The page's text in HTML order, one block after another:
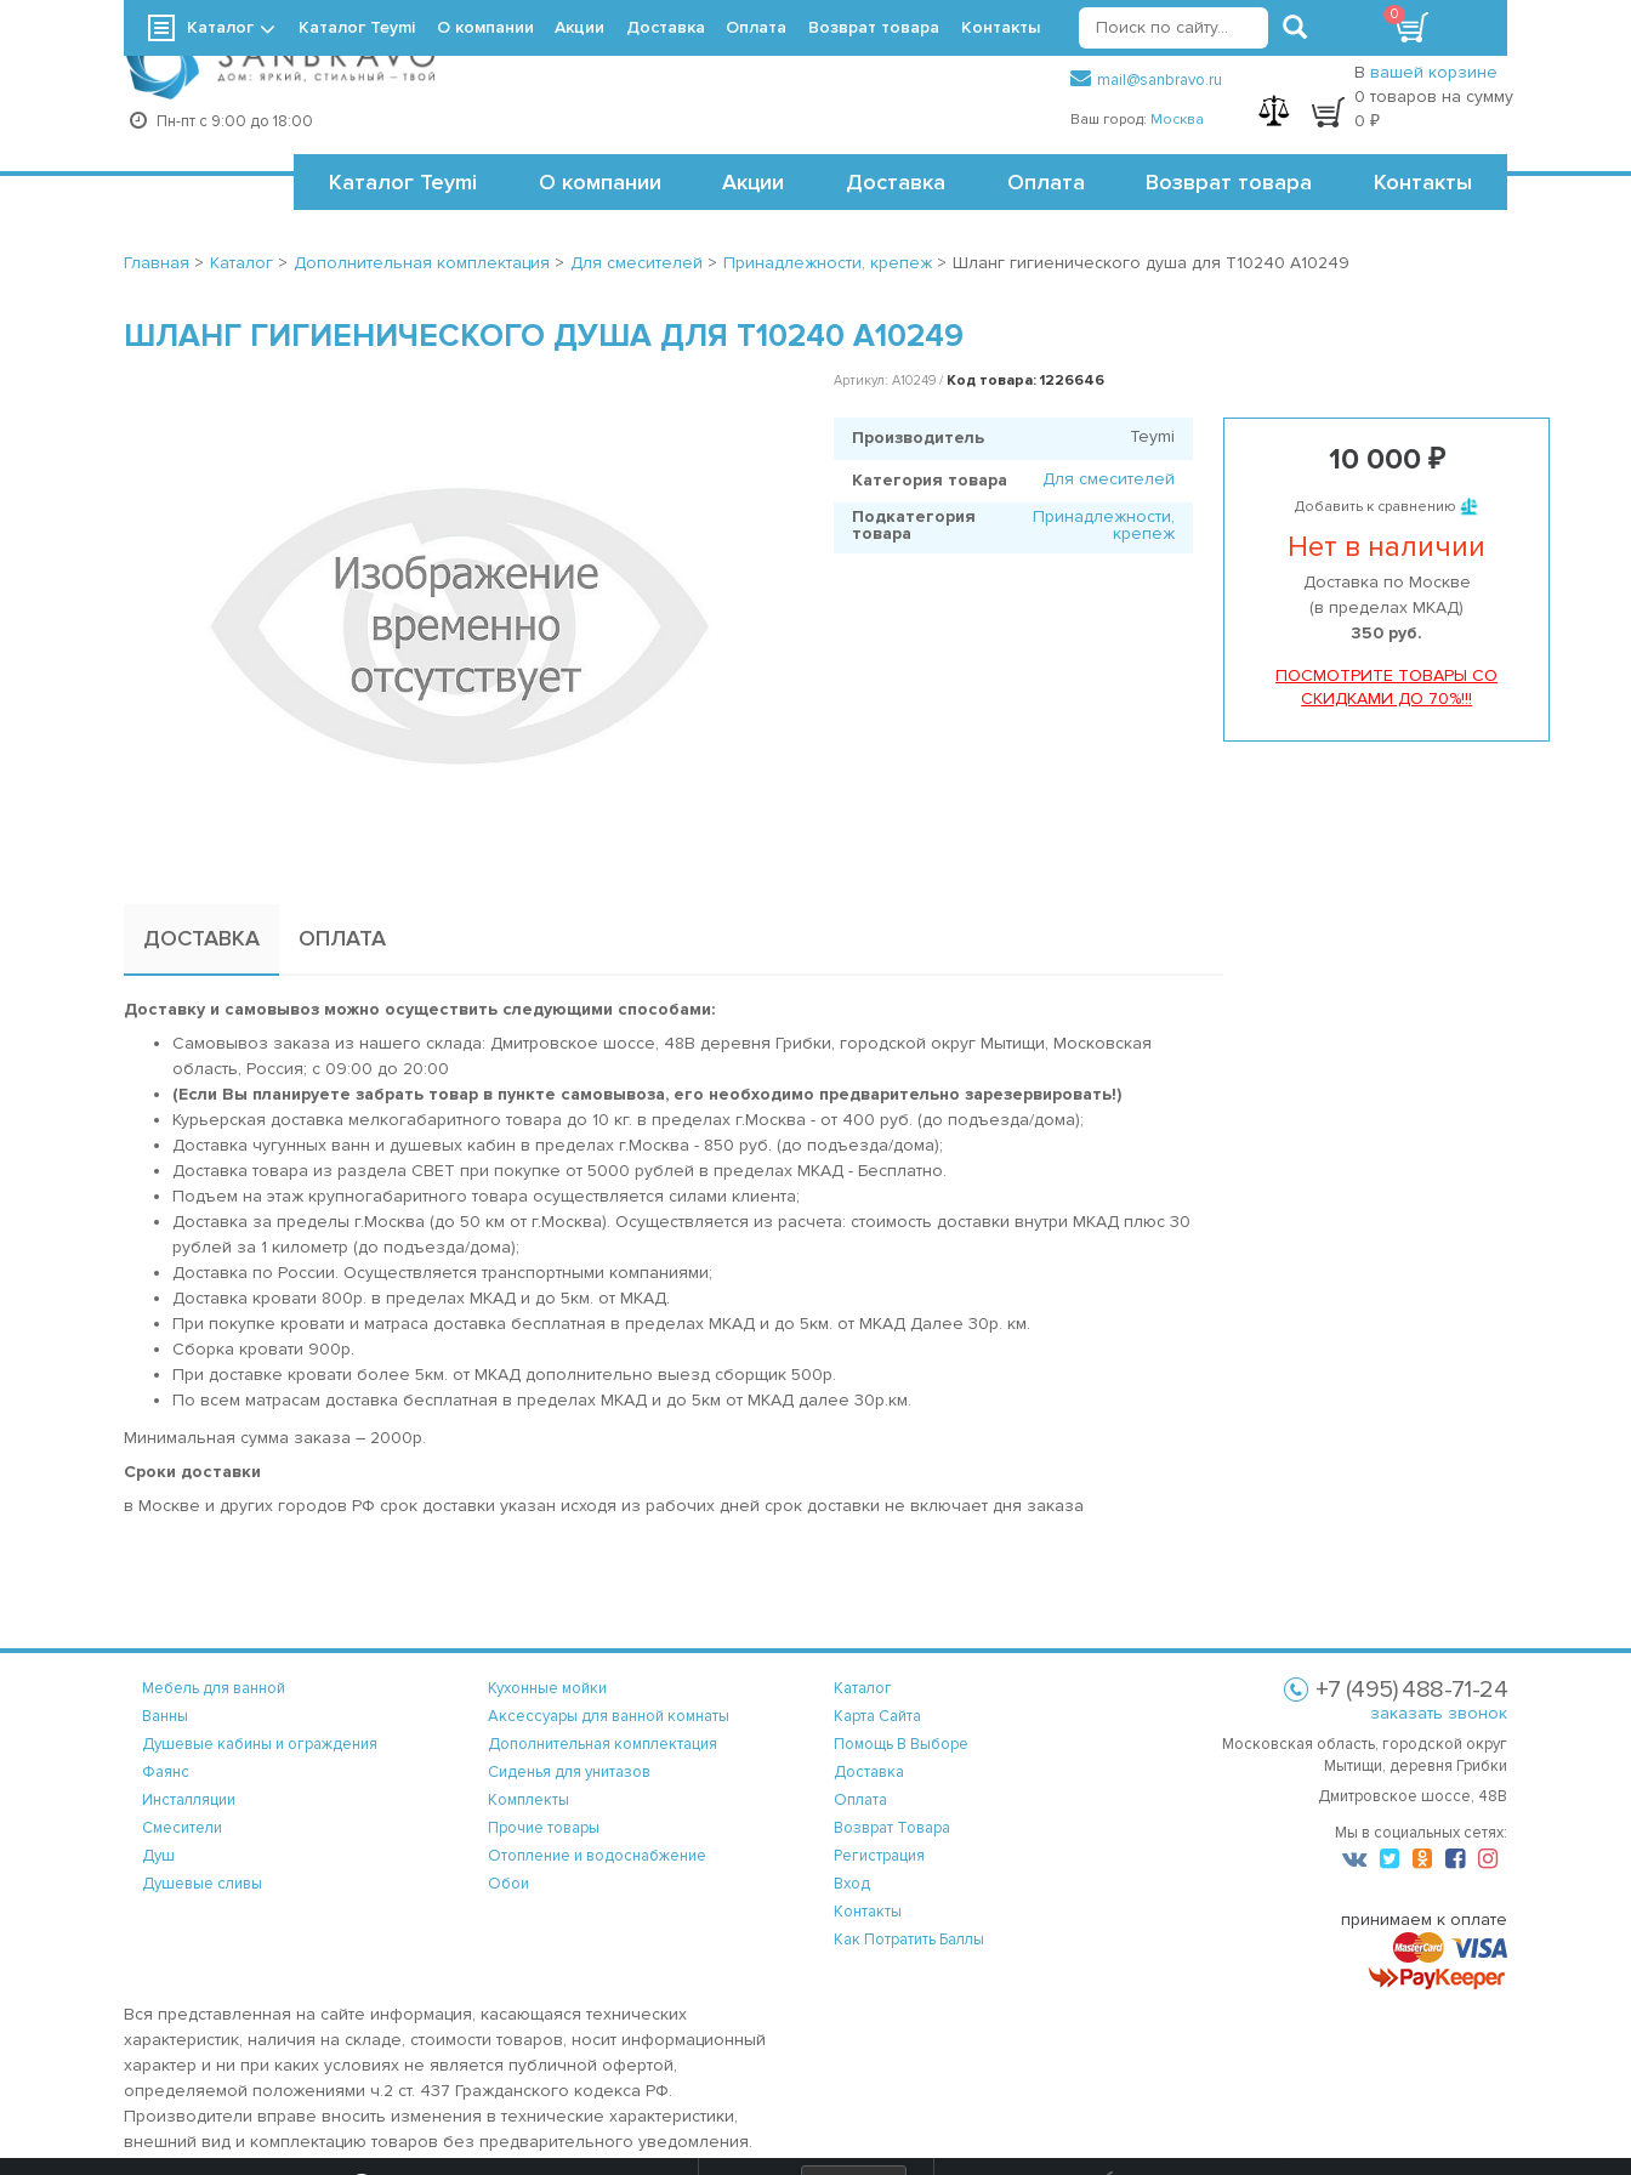
Пн-пт с 9:00 до 18:00
+7 (495) 488-71-24 Точки самовывоза
mail@sanbravo.ru
Ваш город: Москва
регистрация
В вашей корзине
0 товаров на сумму
0 ₽
Каталог Teymi О компании Акции Доставка Оплата Возврат товара Контакты
Каталог Каталог Teymi О компании Акции Доставка Оплата Возврат товара Контакты
0
Главная > Каталог > Дополнительная комплектация > Для смесителей > Принадлежности, крепеж > Шланг гигиенического душа для T10240 A10249
ШЛАНГ ГИГИЕНИЧЕСКОГО ДУША ДЛЯ T10240 A10249
Артикул: A10249 / Код товара: 1226646
10 000 ₽
Добавить к сравнению
Нет в наличии
Доставка по Москве
(в пределах МКАД)
350 руб.
ПОСМОТРИТЕ ТОВАРЫ СО
СКИДКАМИ ДО 70%!!!
Производитель Teymi
Категория товара
Для смесителей
Подкатегория
товара
Принадлежности,
крепеж
ДОСТАВКА ОПЛАТА
Доставку и самовывоз можно осуществить следующими способами:
Самовывоз заказа из нашего склада: Дмитровское шоссе, 48В деревня Грибки, городской округ Мытищи, Московская
область, Россия; c 09:00 до 20:00
(Если Вы планируете забрать товар в пункте самовывоза, его необходимо предварительно зарезервировать!)
Курьерская доставка мелкогабаритного товара до 10 кг. в пределах г.Москва - от 400 руб. (до подъезда/дома);
Доставка чугунных ванн и душевых кабин в пределах г.Москва - 850 руб. (до подъезда/дома);
Доставка товара из раздела СВЕТ при покупке от 5000 рублей в пределах МКАД - Бесплатно.
Подъем на этаж крупногабаритного товара осуществляется силами клиента;
Доставка за пределы г.Москва (до 50 км от г.Москва). Осуществляется из расчета: стоимость доставки внутри МКАД плюс 30
рублей за 1 километр (до подъезда/дома);
Доставка по России. Осуществляется транспортными компаниями;
Доставка кровати 800р. в пределах МКАД и до 5км. от МКАД.
При покупке кровати и матраса доставка бесплатная в пределах МКАД и до 5км. от МКАД Далее 30р. км.
Сборка кровати 900р.
При доставке кровати более 5км. от МКАД дополнительно выезд сборщик 500р.
По всем матрасам доставка бесплатная в пределах МКАД и до 5км от МКАД далее 30р.км.
Минимальная сумма заказа – 2000р.
Сроки доставки
в Москве и других городов РФ срок доставки указан исходя из рабочих дней срок доставки не включает дня заказа
Мебель для ванной
Ванны
Душевые кабины и ограждения
Фаянс
Инсталляции
Смесители
Душ
Душевые сливы
Кухонные мойки
Аксессуары для ванной комнаты
Дополнительная комплектация
Сиденья для унитазов
Комплекты
Прочие товары
Отопление и водоснабжение
Обои
Каталог
Карта Сайта
Помощь В Выборе
Доставка
Оплата
Возврат Товара
Регистрация
Вход
Контакты
Как Потратить Баллы
+7 (495) 488-71-24
заказать звонок
Московская область, городской округ
Мытищи, деревня Грибки
Дмитровское шоссе, 48В
Мы в социальных сетях:
принимаем к оплате
Вся представленная на сайте информация, касающаяся технических
характеристик, наличия на складе, стоимости товаров, носит информационный
характер и ни при каких условиях не является публичной офертой,
определяемой положениями ч.2 ст. 437 Гражданского кодекса РФ.
Производители вправе вносить изменения в технические характеристики,
внешний вид и комплектацию товаров без предварительного уведомления.